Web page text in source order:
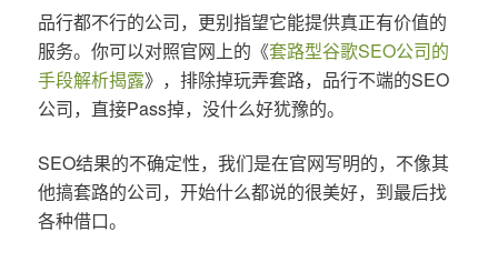
品行都不行的公司，更别指望它能提供真正有价值的
服务。你可以对照官网上的《套路型谷歌SEO公司的
手段解析揭露》，排除掉玩弄套路，品行不端的SEO
公司，直接Pass掉，没什么好犹豫的。
SEO结果的不确定性，我们是在官网写明的，不像其
他搞套路的公司，开始什么都说的很美好，到最后找
各种借口。